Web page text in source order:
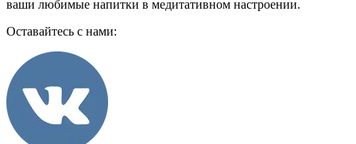
ваши любимые напитки в медитативном настроении.
Оставайтесь с нами: